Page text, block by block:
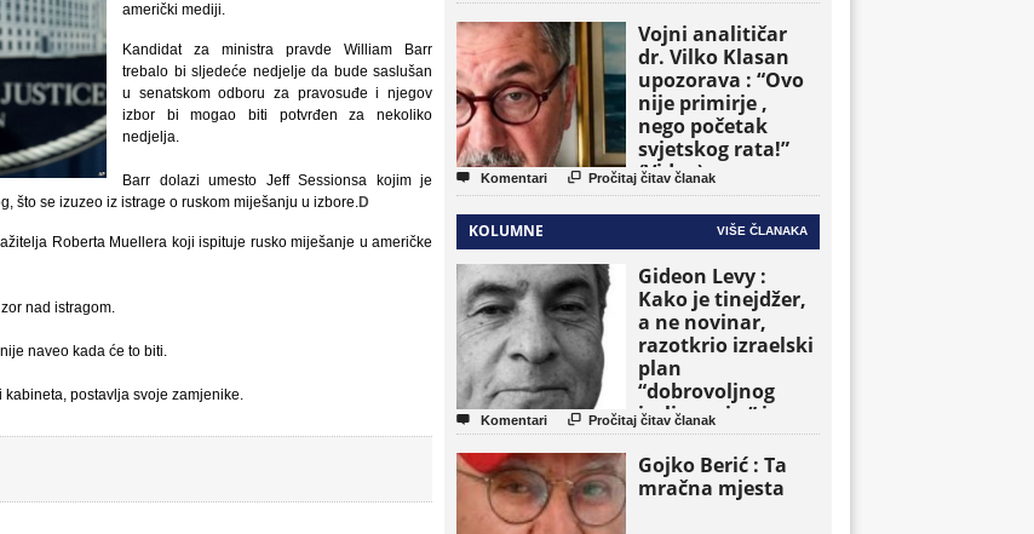
američki mediji.
Kandidat za ministra pravde William Barr
trebalo bi sljedeće nedjelje da bude saslušan
u senatskom odboru za pravosuđe i njegov
izbor bi mogao biti potvrđen za nekoliko
nedjelja.
Barr dolazi umesto Jeff Sessionsa kojim je
što se izuzeo iz istrage o ruskom miješanju u izbore.D
Roberta Muellera koji ispituje rusko miješanje u američke
nad istragom.
naveo kada će to biti.
postavlja svoje zamjenike.
Vojni analitičar
dr. Vilko Klasan
upozorava : “Ovo
nije primirje ,
nego početak
svjetskog rata!”
(Video)
 Komentari  Pročitaj čitav članak
KOLUMNE VIŠE ČLANAKA
Gideon Levy :
Kako je tinejdžer,
a ne novinar,
razotkrio izraelski
plan
“dobrovoljnog
iseljavanja ” iz
Gaze
 Komentari  Pročitaj čitav članak
Gojko Berić : Ta
mračna mjesta